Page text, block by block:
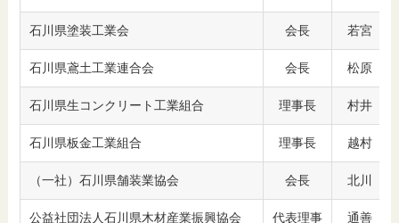
石川県塗装工業会 会長 若宮 昇
石川県鳶土工業連合会 会長 松原 繁
石川県生コンクリート工業組合 理事長 村井 啓
石川県板金工業組合 理事長 越村 正
（一社）石川県舗装業協会 会長 北川 隆
公益社団法人石川県木材産業振興協会 代表理事 通善 一